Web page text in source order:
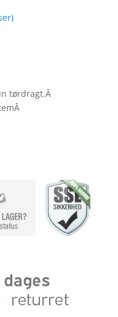
tørdragt.Â